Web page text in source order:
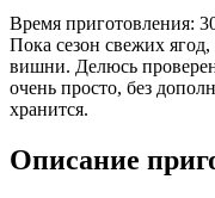
Время приготовления:
Пока сезон свежих
вишни. Делюсь
очень просто, без
хранится.
Описание